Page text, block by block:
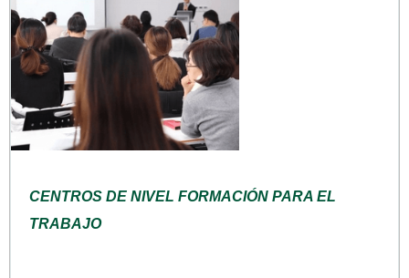
CENTROS DE NIVEL FORMACIÓN PARA EL
TRABAJO